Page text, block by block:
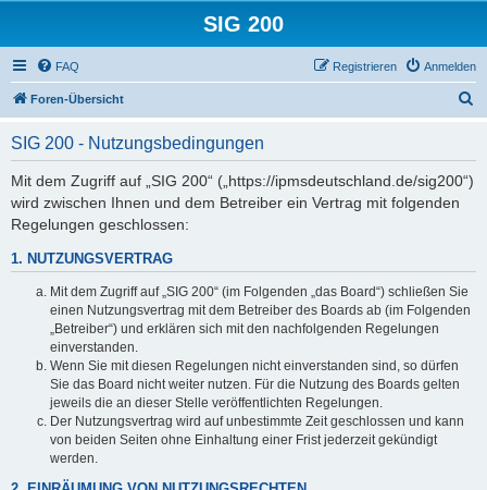
SIG 200
FAQ Anmelden
Registrieren
Foren-Übersicht
SIG 200 - Nutzungsbedingungen
Mit dem Zugriff auf „SIG 200“ („https://ipmsdeutschland.de/sig200“)
wird zwischen Ihnen und dem Betreiber ein Vertrag mit folgenden
Regelungen geschlossen:
1. NUTZUNGSVERTRAG
Mit dem Zugriff auf „SIG 200“ (im Folgenden „das Board“) schließen Sie
einen Nutzungsvertrag mit dem Betreiber des Boards ab (im Folgenden
„Betreiber“) und erklären sich mit den nachfolgenden Regelungen
einverstanden.
Wenn Sie mit diesen Regelungen nicht einverstanden sind, so dürfen
Sie das Board nicht weiter nutzen. Für die Nutzung des Boards gelten
jeweils die an dieser Stelle veröffentlichten Regelungen.
Der Nutzungsvertrag wird auf unbestimmte Zeit geschlossen und kann
von beiden Seiten ohne Einhaltung einer Frist jederzeit gekündigt
werden.